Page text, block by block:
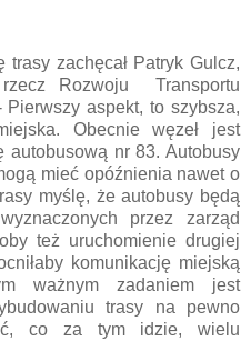
trasy zachęcał Patryk Gulcz,
Rozwoju Transportu
aspekt, to szybsza,
Obecnie węzeł jest
autobusową nr 83. Autobusy
mieć opóźnienia nawet o
myślę, że autobusy będą
przez zarząd
też uruchomienie drugiej
komunikację miejską
ważnym zadaniem jest
trasy na pewno
co za tym idzie, wielu